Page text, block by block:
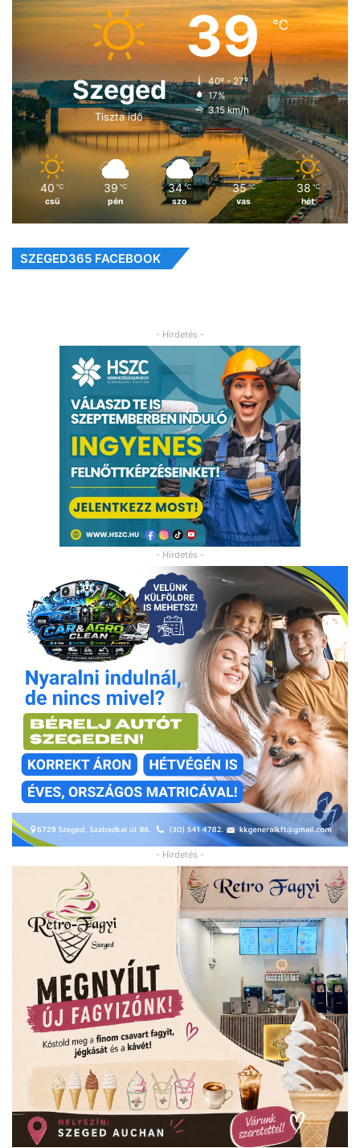
Szeged
Tiszta idő
39℃
40º - 27º
17%
3.15 km/h
40 ℃
csü
39 ℃
pén
34 ℃
szo
35 ℃
vas
38 ℃
hét
SZEGED365 FACEBOOK
- Hirdetés -
- Hirdetés -
- Hirdetés -